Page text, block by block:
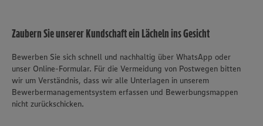
Zaubern Sie unserer Kundschaft ein Lächeln ins Gesicht
Bewerben Sie sich schnell und nachhaltig über WhatsApp oder
unser Online-Formular. Für die Vermeidung von Postwegen bitten
wir um Verständnis, dass wir alle Unterlagen in unserem
Bewerbermanagementsystem erfassen und Bewerbungsmappen
nicht zurückschicken.